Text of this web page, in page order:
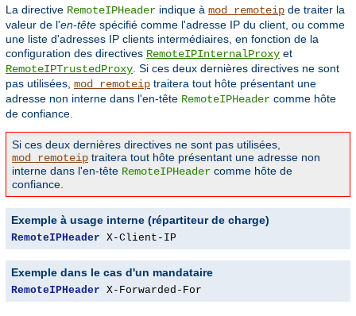
La directive RemoteIPHeader indique à mod_remoteip de traiter la
valeur de l'en-tête spécifié comme l'adresse IP du client, ou comme
une liste d'adresses IP clients intermédiaires, en fonction de la
configuration des directives RemoteIPInternalProxy et
RemoteIPTrustedProxy . Si ces deux dernières directives ne sont
pas utilisées, mod_remoteip traitera tout hôte présentant une
adresse non interne dans l'en-tête RemoteIPHeader comme hôte
de confiance.
Si ces deux dernières directives ne sont pas utilisées,
mod_remoteip traitera tout hôte présentant une adresse non
interne dans l'en-tête RemoteIPHeader comme hôte de
confiance.
Exemple à usage interne (répartiteur de charge)
RemoteIPHeader X-Client-IP
Exemple dans le cas d'un mandataire
RemoteIPHeader X-Forwarded-For